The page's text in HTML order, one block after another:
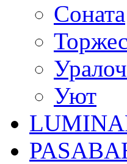
Соната
Уют